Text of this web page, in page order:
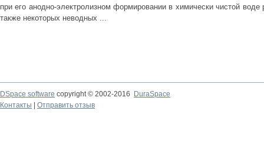
при его анодно-электролизном формировании в химически чистой воде
также некоторых неводных ...
DSpace software copyright © 2002-2016
DuraSpace
Контакты
Отправить отзыв